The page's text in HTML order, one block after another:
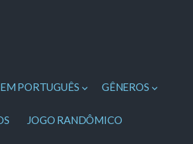
PORTUGUÊS GÊNEROS
JOGO RANDÔMICO